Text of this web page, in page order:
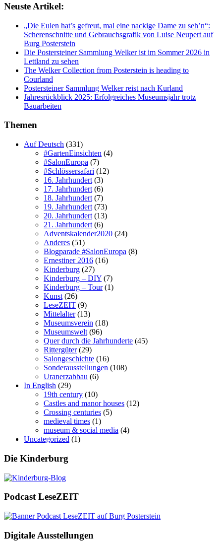
Neuste Artikel:
„Die Eulen hat’s gefreut, mal eine nackige Dame zu seh’n“:
Scherenschnitte und Gebrauchsgrafik von Luise Neupert auf
Burg Posterstein
Die Postersteiner Sammlung Welker ist im Sommer 2026 in
Lettland zu sehen
The Welker Collection from Posterstein is heading to
Courland
Postersteiner Sammlung Welker reist nach Kurland
Jahresrückblick 2025: Erfolgreiches Museumsjahr trotz
Bauarbeiten
Themen
Auf Deutsch (331)
#GartenEinsichten (4)
#SalonEuropa (7)
#Schlössersafari (12)
16. Jahrhundert (3)
17. Jahrhundert (6)
18. Jahrhundert (7)
19. Jahrhundert (73)
20. Jahrhundert (13)
21. Jahrhundert (6)
Adventskalender2020 (24)
Anderes (51)
Blogparade #SalonEuropa (8)
Ernestiner 2016 (16)
Kinderburg (27)
Kinderburg – DIY (7)
Kinderburg – Tour(1)
Kunst (26)
LeseZEIT (9)
Mittelalter(13)
Museumsverein (18)
Museumswelt (96)
Quer durch die Jahrhunderte (45)
Rittergüter(29)
Salongeschichte (16)
Sonderausstellungen (108)
Uranerzabbau (6)
In English (29)
19th century (10)
Castles and manor houses (12)
Crossing centuries (5)
medieval times (1)
museum & social media (4)
Uncategorized (1)
Die Kinderburg
Podcast LeseZEIT
Digitale Ausstellungen